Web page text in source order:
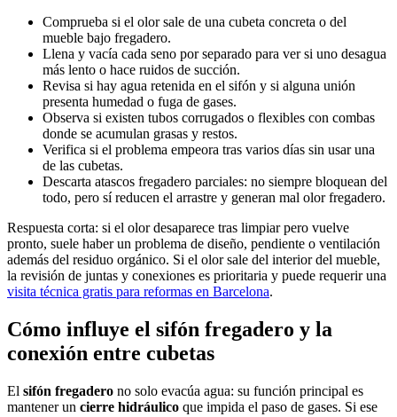
Comprueba si el olor sale de una cubeta concreta o del
mueble bajo fregadero.
Llena y vacía cada seno por separado para ver si uno desagua
más lento o hace ruidos de succión.
Revisa si hay agua retenida en el sifón y si alguna unión
presenta humedad o fuga de gases.
Observa si existen tubos corrugados o flexibles con combas
donde se acumulan grasas y restos.
Verifica si el problema empeora tras varios días sin usar una
de las cubetas.
Descarta atascos fregadero parciales: no siempre bloquean del
todo, pero sí reducen el arrastre y generan mal olor fregadero.
Respuesta corta: si el olor desaparece tras limpiar pero vuelve
pronto, suele haber un problema de diseño, pendiente o ventilación
además del residuo orgánico. Si el olor sale del interior del mueble,
la revisión de juntas y conexiones es prioritaria y puede requerir una
visita técnica gratis para reformas en Barcelona.
Cómo influye el sifón fregadero y la
conexión entre cubetas
El sifón fregadero no solo evacúa agua: su función principal es
mantener un cierre hidráulico que impida el paso de gases. Si ese